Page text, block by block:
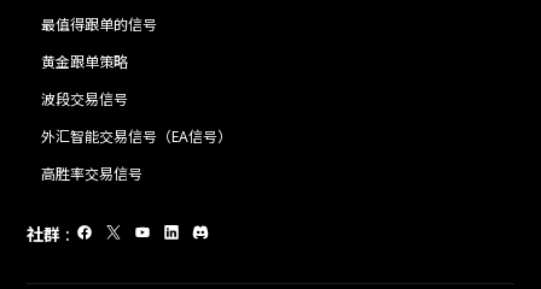
最值得跟单的信号
黄金跟单策略
波段交易信号
外汇智能交易信号（EA信号）
高胜率交易信号
社群 :